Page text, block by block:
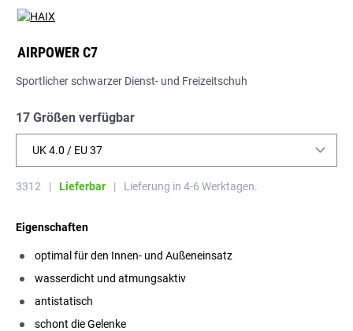
AIRPOWER C7
Sportlicher schwarzer Dienst- und Freizeitschuh
17 Größen verfügbar
UK 4.0 / EU 37
3312 | Lieferbar | Lieferung in 4-6 Werktagen.
Eigenschaften
optimal für den Innen- und Außeneinsatz
wasserdicht und atmungsaktiv
antistatisch
schont die Gelenke